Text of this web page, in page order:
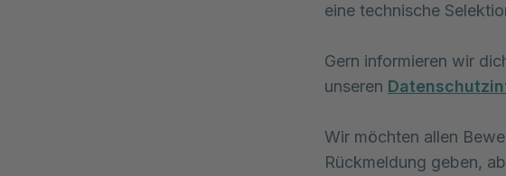
eine technische
Gern informieren wir
unseren
Wir möchten allen
Rückmeldung geben,